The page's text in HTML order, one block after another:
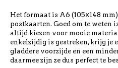
Het formaat is A6 (105×148
postkaarten. Goed om te weten
altijd kiezen voor mooie
enkelzijdig is gestreken, krijg je
gladdere voorzijde en een
daarmee zijn ze dus perfect te